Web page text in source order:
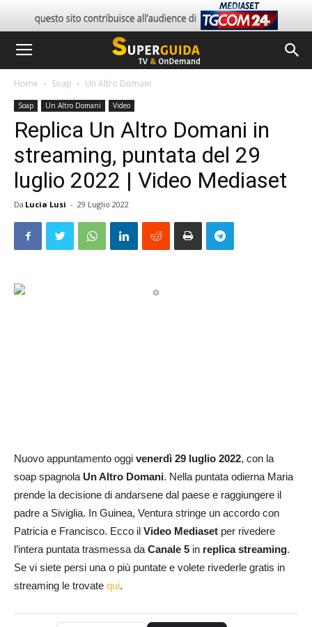
Home Soap Un Altro Domani
Soap Un Altro Domani Video
Replica Un Altro Domani in
streaming, puntata del 29
luglio 2022 | Video Mediaset
Da Lucia Lusi - 29 Luglio 2022
Nuovo appuntamento oggi venerdì 29 luglio 2022, con la
soap spagnola Un Altro Domani. Nella puntata odierna Maria
prende la decisione di andarsene dal paese e raggiungere il
padre a Siviglia. In Guinea, Ventura stringe un accordo con
Patricia e Francisco. Ecco il Video Mediaset per rivedere
l’intera puntata trasmessa daCanale 5 in replica streaming.
Se vi siete persi una o più puntate e volete rivederle gratis in
streaming le trovate qui.